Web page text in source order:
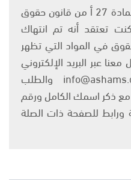
يتم الاستخدام المواد وفقًا للمادة 27 أ من قانون حقوق
2007، وإن كنت تعتقد أنه تم انتهاك
في المواد التي تظهر
عبر البريد الإلكتروني
على العنوان التالي: info@ashams.com والطلب
مع ذكر اسمك الكامل ورقم
للصفحة ذات الصلة